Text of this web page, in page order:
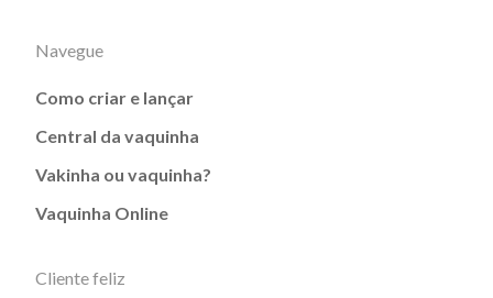
Navegue
Como criar e lançar
Central da vaquinha
Vakinha ou vaquinha?
Vaquinha Online
Cliente feliz